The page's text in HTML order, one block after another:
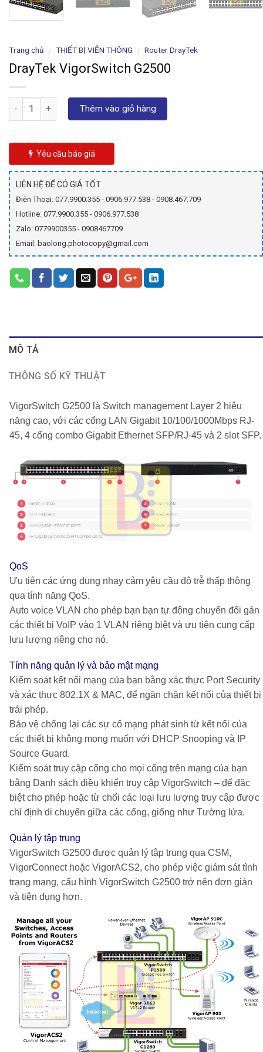
Trang chủ / THIẾT BỊ VIỄN THÔNG / Router DrayTek
DrayTek VigorSwitch G2500
Số lượng Thêm vào giỏ hàng
Yêu cầu báo giá
LIÊN HỆ ĐỂ CÓ GIÁ TỐT
Điện Thoại: 077.9900.355 - 0906.977.538 - 0908.467.709
Hotline: 077.9900.355 - 0906.977.538
Zalo: 0779900355 - 0908467709
Email: baolong.photocopy@gmail.com
MÔ TẢ
THÔNG SỐ KỸ THUẬT
VigorSwitch G2500 là Switch management Layer 2 hiệu
năng cao, với các cổng LAN Gigabit 10/100/1000Mbps RJ-
45, 4 cổng combo Gigabit Ethernet SFP/RJ-45 và 2 slot SFP.
QoS
Ưu tiên các ứng dụng nhạy cảm yêu cầu độ trễ thấp thông
qua tính năng QoS.
Auto voice VLAN cho phép bạn bạn tự động chuyển đổi gán
các thiết bị VoIP vào 1 VLAN riêng biệt và ưu tiên cung cấp
lưu lượng riêng cho nó.
Tính năng quản lý và bảo mật mạng
Kiểm soát kết nối mạng của bạn bằng xác thực Port Security
và xác thực 802.1X & MAC, để ngăn chặn kết nối của thiết bị
trái phép.
Bảo vệ chống lại các sự cố mạng phát sinh từ kết nối của
các thiết bị không mong muốn với DHCP Snooping và IP
Source Guard.
Kiểm soát truy cập cổng cho mọi cổng trên mạng của bạn
bằng Danh sách điều khiển truy cập VigorSwitch – để đặc
biệt cho phép hoặc từ chối các loại lưu lượng truy cập được
chỉ định di chuyển giữa các cổng, giống như Tường lửa.
Quản lý tập trung
VigorSwitch G2500 được quản lý tập trung qua CSM,
VigorConnect hoặc VigorACS2, cho phép việc giám sát tình
trạng mạng, cấu hình VigorSwitch G2500 trở nên đơn giản
và tiện dụng hơn.